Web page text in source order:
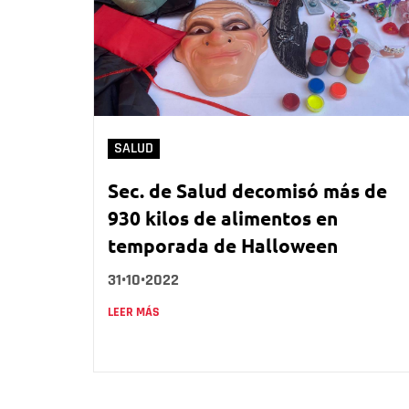
SALUD
Sec. de Salud decomisó más de
930 kilos de alimentos en
temporada de Halloween
31•10•2022
LEER MÁS